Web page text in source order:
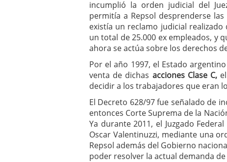
incumplió la orden judicial del
permitía a Repsol desprenderse
existía un reclamo judicial realizado
un total de 25.000 ex empleados, y
ahora se actúa sobre los derechos
Por el año 1997, el Estado
venta de dichas acciones Clase C,
decidir a los trabajadores que eran
El Decreto 628/97 fue señalado de
entonces Corte Suprema de la
Ya durante 2011, el Juzgado
Oscar Valentinuzzi, mediante una
Repsol además del Gobierno
poder resolver la actual demanda de